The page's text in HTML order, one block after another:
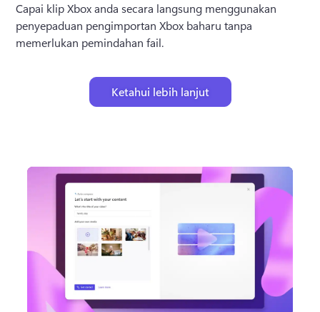
Capai klip Xbox anda secara langsung menggunakan
penyepaduan pengimportan Xbox baharu tanpa
memerlukan pemindahan fail.
Ketahui lebih lanjut